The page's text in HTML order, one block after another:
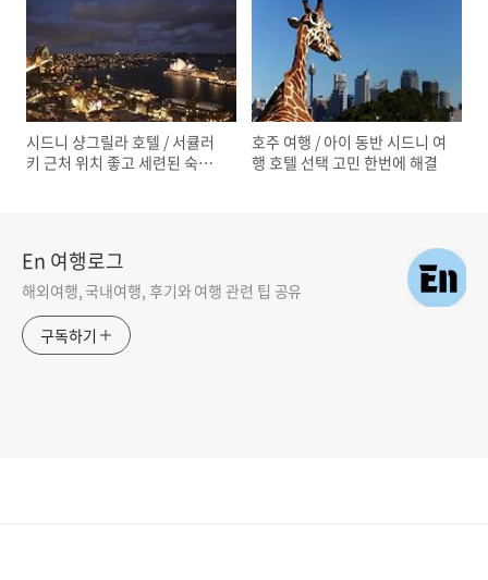
시드니 샹그릴라 호텔 / 서큘러
키 근처 위치 좋고 세련된 숙소
호주 여행 / 아이 동반 시드니 여
행 호텔 선택 고민 한번에 해결
En 여행로그
해외여행, 국내여행, 후기와 여행 관련 팁 공유
구독하기